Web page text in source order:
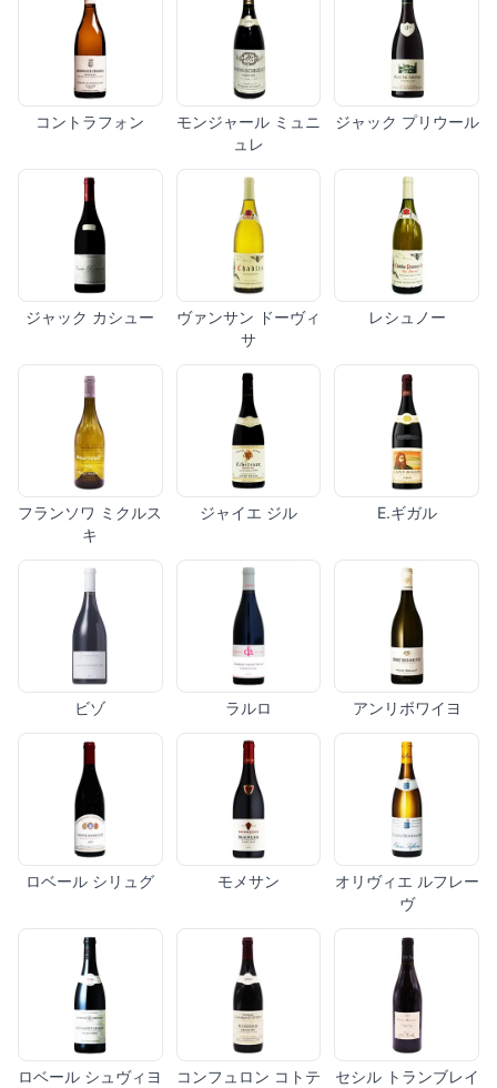
コントラフォン
モンジャール ミュニ
ュレ
ジャック プリウール
ジャック カシュー
ヴァンサン ドーヴィ
サ
レシュノー
フランソワ ミクルス
キ
ジャイエ ジル E.ギガル
ビゾ ラルロ アンリボワイヨ
ロベール シリュグ モメサン
オリヴィエ ルフレー
ヴ
ロベール シュヴィヨ
コンフュロン コトテ
セシル トランブレイ